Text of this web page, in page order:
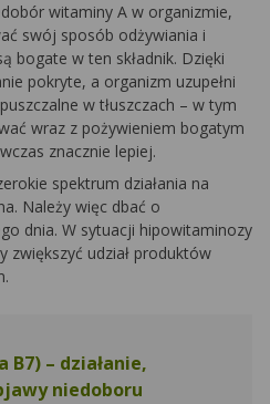
witaminy A w organizmie,
swój sposób odżywiania i
bogate w ten składnik. Dzięki
pokryte, a organizm uzupełni
w tłuszczach – w tym
wraz z pożywieniem bogatym
znacznie lepiej.
spektrum działania na
Należy więc dbać o
dnia. W sytuacji hipowitaminozy
zwiększyć udział produktów
– działanie,
niedoboru